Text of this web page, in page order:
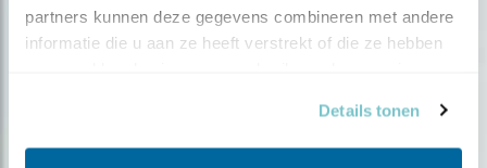
partners kunnen deze gegevens combineren met andere
informatie die u aan ze heeft verstrekt of die ze hebben
Details tonen